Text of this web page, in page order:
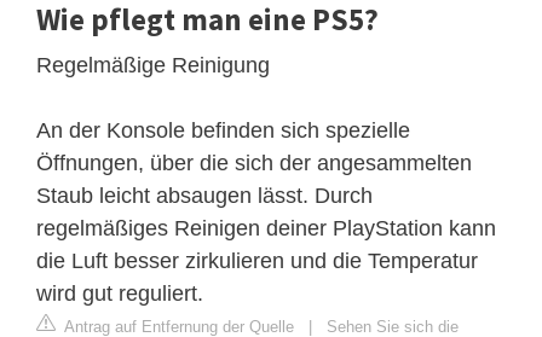
Wie pflegt man eine PS5?
Regelmäßige Reinigung
An der Konsole befinden sich spezielle
Öffnungen, über die sich der angesammelten
Staub leicht absaugen lässt. Durch
regelmäßiges Reinigen deiner PlayStation kann
die Luft besser zirkulieren und die Temperatur
wird gut reguliert.
Antrag auf Entfernung der Quelle | Sehen Sie sich die